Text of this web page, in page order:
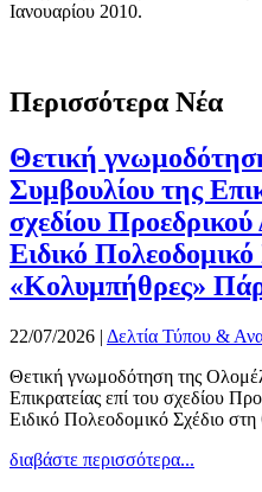
Ιανουαρίου 2010.
Περισσότερα Νέα
Θετική
Συμβουλίου της
σχεδίου Προεδρικού
Ειδικό
«Κολυμπήθρες»
22/07/2026 | Δελτία Τύπου &
Θετική γνωμοδότηση της
Επικρατείας επί του σχεδίου
Ειδικό Πολεοδομικό Σχέδιο στη
διαβάστε περισσότερα...